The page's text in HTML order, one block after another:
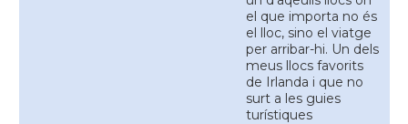
el que importa no és
el lloc, sino el viatge
per arribar-hi. Un dels
meus llocs favorits
de Irlanda i que no
surt a les guies
turístiques